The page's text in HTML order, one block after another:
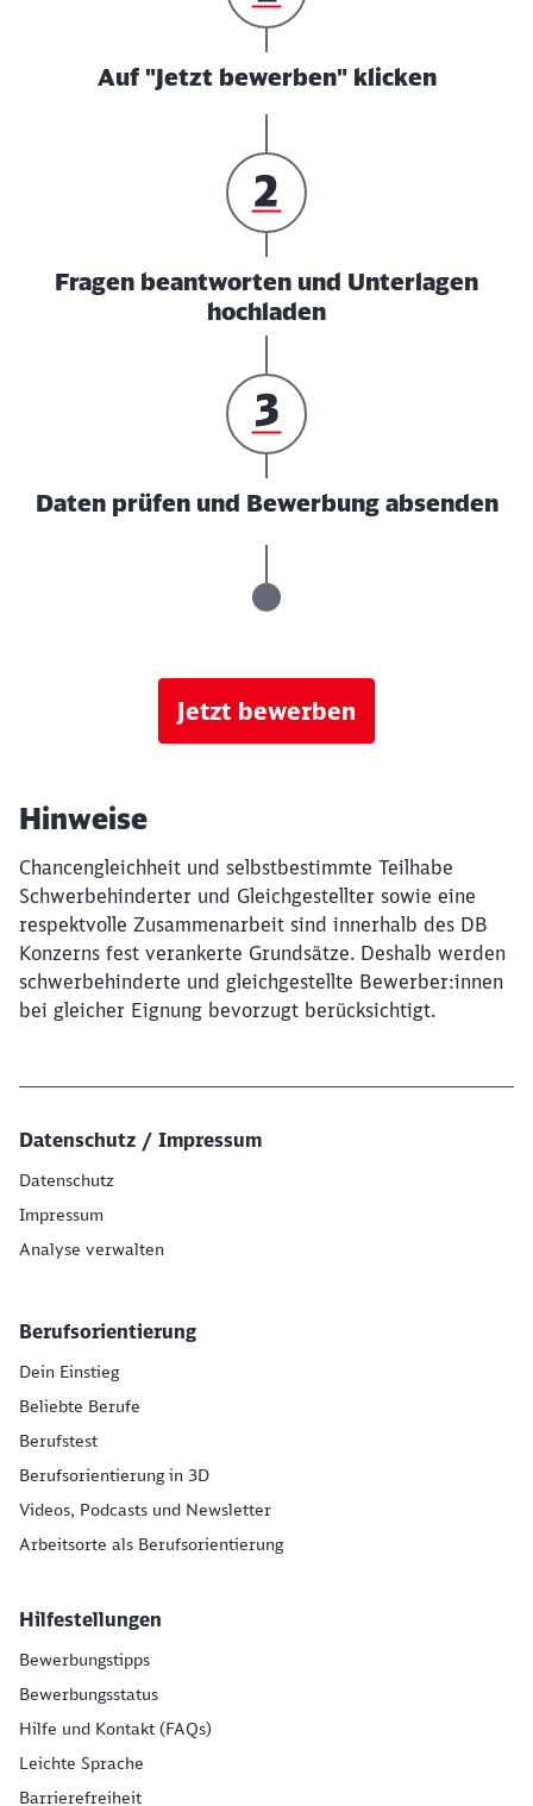
Auf "Jetzt bewerben" klicken
Fragen beantworten und Unterlagen
hochladen
Daten prüfen und Bewerbung absenden
Jetzt bewerben
Hinweise
Chancengleichheit und selbstbestimmte Teilhabe
Schwerbehinderter und Gleichgestellter sowie eine
respektvolle Zusammenarbeit sind innerhalb des DB
Konzerns fest verankerte Grundsätze. Deshalb werden
schwerbehinderte und gleichgestellte Bewerber:innen
bei gleicher Eignung bevorzugt berücksichtigt.
Datenschutz / Impressum
Datenschutz
Impressum
Analyse verwalten
Berufsorientierung
Dein Einstieg
Beliebte Berufe
Berufstest
Berufsorientierung in 3D
Videos, Podcasts und Newsletter
Arbeitsorte als Berufsorientierung
Hilfestellungen
Bewerbungstipps
Bewerbungsstatus
Hilfe und Kontakt (FAQs)
Leichte Sprache
Barrierefreiheit